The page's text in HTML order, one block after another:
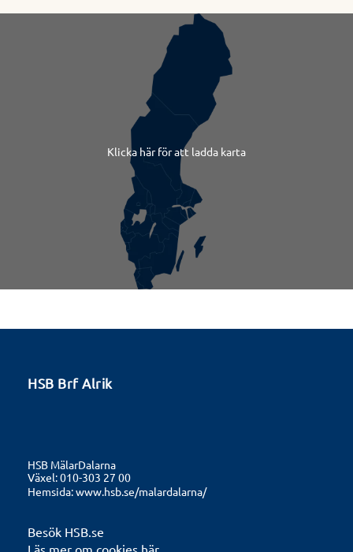
Klicka här för att ladda karta
HSB Brf Alrik
HSB MälarDalarna
Växel: 010-303 27 00
Hemsida:www.hsb.se/malardalarna/
Besök HSB.se
Läs mer om cookies här